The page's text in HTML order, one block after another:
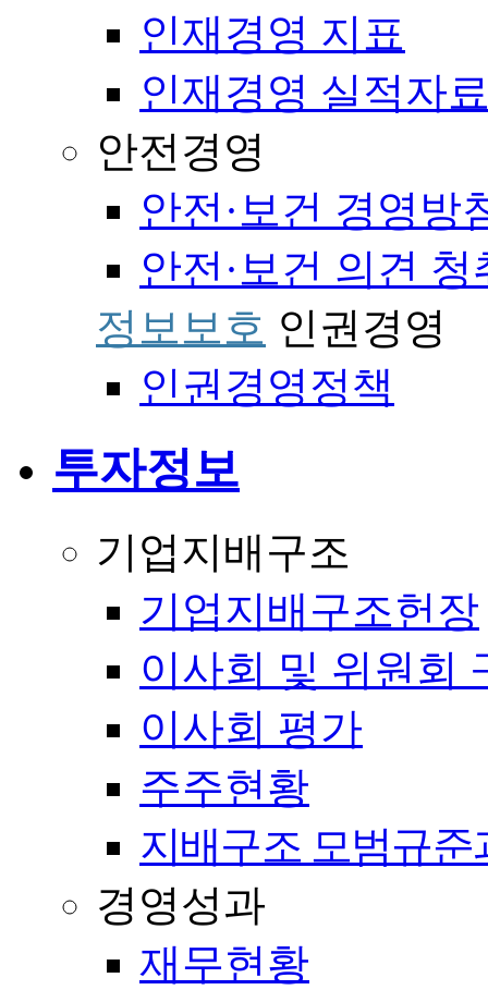
인재경영 지표
인재경영 실적자
안전경영
안전·보건 경영방
안전·보건 의견 청
정보보호 인권경영
인권경영정책
투자정보
기업지배구조
기업지배구조헌장
이사회 및 위원회
이사회 평가
주주현황
지배구조 모범규준
경영성과
재무현황